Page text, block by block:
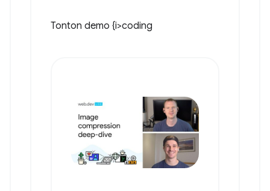
Tonton demo {i>coding